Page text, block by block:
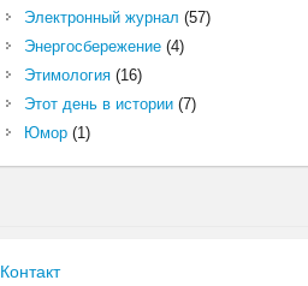
Электронный журнал (57)
Энергосбережение(4)
Этимология(16)
Этот день в истории(7)
Юмор(1)
Контакт